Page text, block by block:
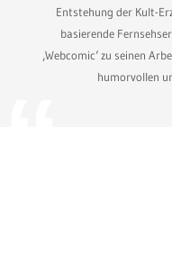
Entstehung der Kult-
basierende
‚Webcomic‘ zu seinen
humorvollen